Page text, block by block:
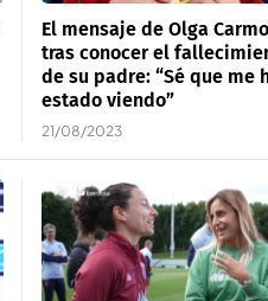
El mensaje de Olga
tras conocer el
de su padre: “Sé que me
estado viendo”
21/08/2023